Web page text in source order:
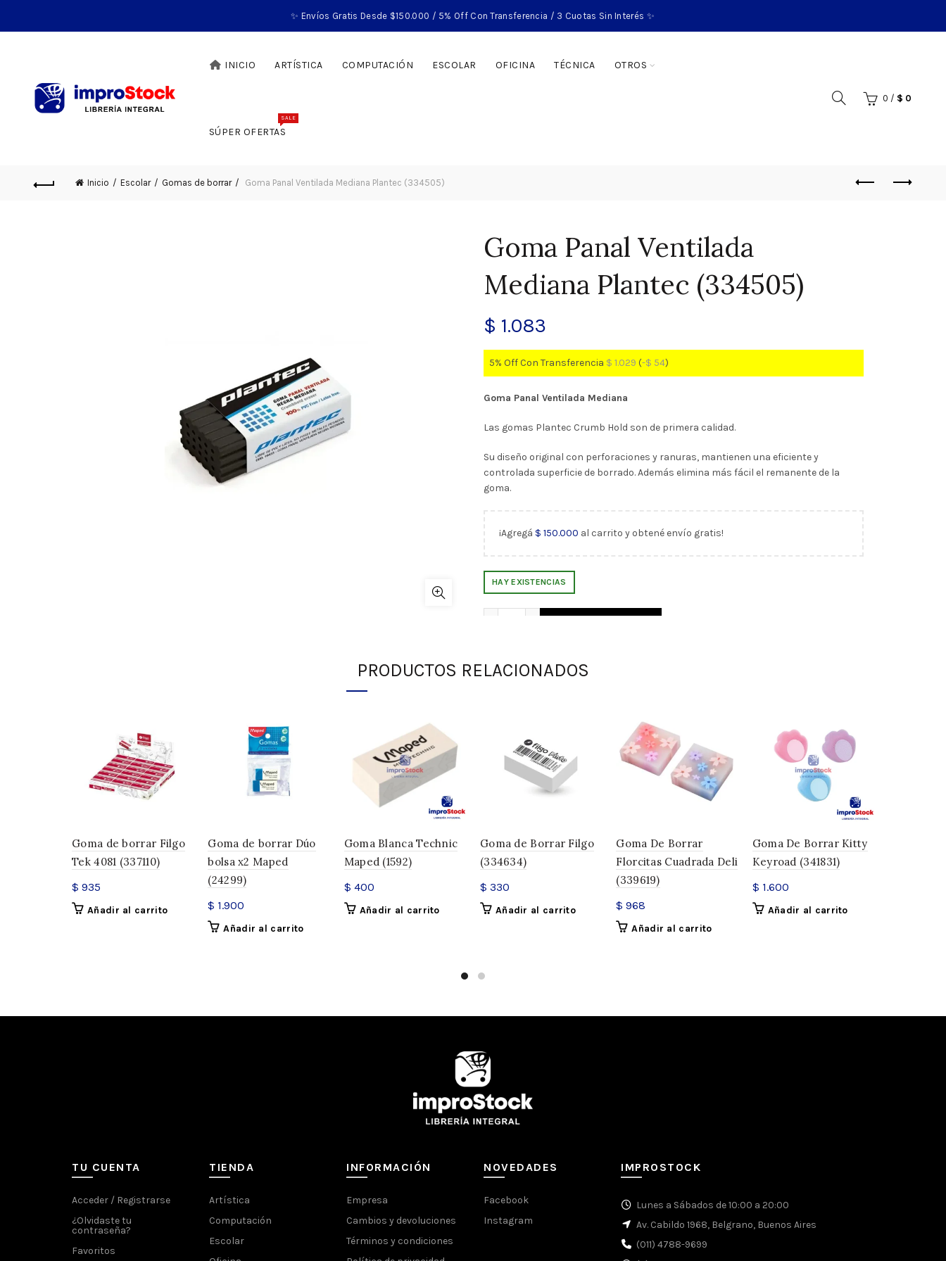
✨ Envíos Gratis Desde $150.000 / 5% Off Con Transferencia / 3 Cuotas Sin Interés ✨
INICIO ARTÍSTICA COMPUTACIÓN ESCOLAR OFICINA TÉCNICA OTROS
SÚPER OFERTAS
SALE
0 / $ 0
Inicio Escolar Gomas de borrar Goma Panal Ventilada Mediana Plantec (334505)
Goma Panal Ventilada
Mediana Plantec (334505)
$ 1.083
5% Off Con Transferencia $ 1.029 (-$ 54)
Goma Panal Ventilada Mediana
Las gomas Plantec Crumb Hold son de primera calidad.
Su diseño original con perforaciones y ranuras, mantienen una eficiente y
controlada superficie de borrado. Además elimina más fácil el remanente de la
goma.
¡Agregá $ 150.000 al carrito y obtené envío gratis!
HAY EXISTENCIAS
Goma Panal Ventilada Mediana Plantec (334505) cantidad
DESCRIPCIÓN
INFORMACIÓN ADICIONAL
Compartir
PRODUCTOS RELACIONADOS
Goma de borrar Filgo
Tek 4081 (337110)
$ 935
Añadir al carrito
Goma de borrar Dúo
bolsa x2 Maped
(24299)
$ 1.900
Añadir al carrito
Goma Blanca Technic
Maped (1592)
$ 400
Añadir al carrito
Goma de Borrar Filgo
(334634)
$ 330
Añadir al carrito
Goma De Borrar
Florcitas Cuadrada Deli
(339619)
$ 968
Añadir al carrito
Goma De Borrar Kitty
Keyroad (341831)
$ 1.600
Añadir al carrito
TU CUENTA
Acceder / Registrarse
¿Olvidaste tu
contraseña?
Favoritos
TIENDA
Artística
Computación
Escolar
INFORMACIÓN
Empresa
Cambios y devoluciones
Términos y condiciones
NOVEDADES
Facebook
Instagram
IMPROSTOCK
Lunes a Sábados de 10:00 a 20:00
Av. Cabildo 1968, Belgrano, Buenos Aires
(011) 4788-9699